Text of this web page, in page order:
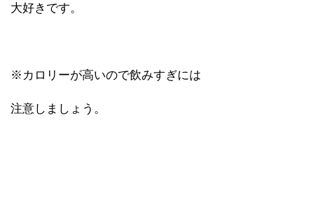
大好きです。
※カロリーが高いので飲みすぎには
注意しましょう。